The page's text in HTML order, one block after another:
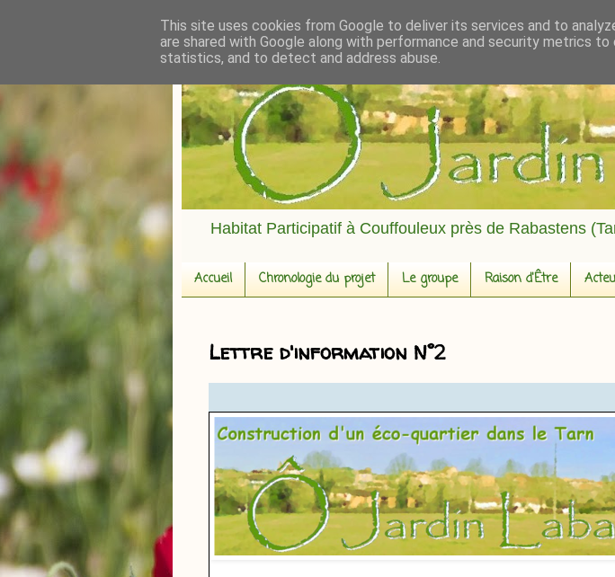
Habitat Participatif à Couffouleux près de Rabastens
Accueil Chronologie du projet Le groupe Raison d'Être
Lettre d'information N°2
This site uses cookies from Google to deliver its services and to
are shared with Google along with performance and security metrics
statistics, and to detect and address abuse.